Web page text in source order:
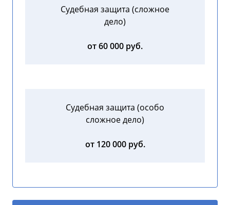
Судебная защита (сложное
дело)
от 60 000 руб.
Судебная защита (особо
сложное дело)
от 120 000 руб.